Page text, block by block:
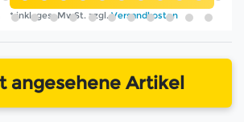
*inkl. ges. MwSt. zzgl.Versandkosten
angesehene Artikel